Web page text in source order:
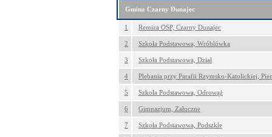
Gmina Czarny Dunajec
1 Remiza OSP, Czarny Dunajec
2 Szkoła Podstawowa, Wróblówka
3 Szkoła Podstawowa, Dział
4 Plebania przy Parafii Rzymsko-Katolickiej,
5 Szkoła Podstawowa, Odrowąż
6 Gimnazjum, Załuczne
7 Szkoła Podstawowa, Podszkle